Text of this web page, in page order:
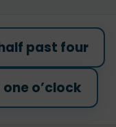
past four
one o’clock